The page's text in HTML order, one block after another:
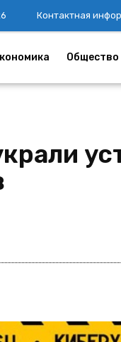
Контактная
Общество